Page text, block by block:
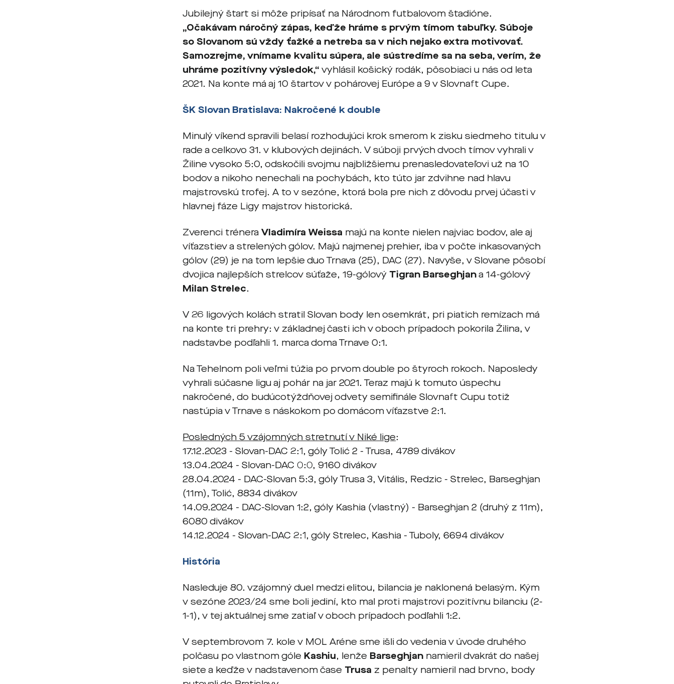
Jubilejný štart si môže pripísať na Národnom futbalovom štadióne.
„Očakávam náročný zápas, keďže hráme s prvým tímom tabuľky. Súboje
so Slovanom sú vždy ťažké a netreba sa v nich nejako extra motivovať.
Samozrejme, vnímame kvalitu súpera, ale sústredíme sa na seba, verím, že
uhráme pozitívny výsledok,“ vyhlásil košický rodák, pôsobiaci u nás od leta
2021. Na konte má aj 10 štartov v pohárovej Európe a 9 v Slovnaft Cupe.
ŠK Slovan Bratislava: Nakročené k double
Minulý víkend spravili belasí rozhodujúci krok smerom k zisku siedmeho titulu v
rade a celkovo 31. v klubových dejinách. V súboji prvých dvoch tímov vyhrali v
Žiline vysoko 5:0, odskočili svojmu najbližšiemu prenasledovateľovi už na 10
bodov a nikoho nenechali na pochybách, kto túto jar zdvihne nad hlavu
majstrovskú trofej. A to v sezóne, ktorá bola pre nich z dôvodu prvej účasti v
hlavnej fáze Ligy majstrov historická.
Zverenci tréneraVladimíra Weissa majú na konte nielen najviac bodov, ale aj
víťazstiev a strelených gólov. Majú najmenej prehier, iba v počte inkasovaných
gólov (29) je na tom lepšie duo Trnava (25), DAC (27). Navyše, v Slovane pôsobí
dvojica najlepších strelcov súťaže, 19-gólový Tigran Barseghjana 14-gólový
Milan Strelec.
V 26 ligových kolách stratil Slovan body len osemkrát, pri piatich remízach má
na konte tri prehry: v základnej časti ich v oboch prípadoch pokorila Žilina, v
nadstavbe podľahli 1. marca doma Trnave 0:1.
Na Tehelnom poli veľmi túžia po prvom double po štyroch rokoch. Naposledy
vyhrali súčasne ligu aj pohár na jar 2021. Teraz majú k tomuto úspechu
nakročené, do budúcotýždňovej odvety semifinále Slovnaft Cupu totiž
nastúpia v Trnave s náskokom po domácom víťazstve 2:1.
Posledných 5 vzájomných stretnutí v Niké lige:
17.12.2023 - Slovan-DAC 2:1, góly Tolić 2 - Trusa, 4789 divákov
13.04.2024 - Slovan-DAC 0:0, 9160 divákov
28.04.2024 - DAC-Slovan 5:3, góly Trusa 3, Vitális, Redzic - Strelec, Barseghjan
(11m), Tolić, 8834 divákov
14.09.2024 - DAC-Slovan 1:2, góly Kashia (vlastný) - Barseghjan 2 (druhý z 11m),
6080 divákov
14.12.2024 - Slovan-DAC 2:1, góly Strelec, Kashia - Tuboly, 6694 divákov
História
Nasleduje 80. vzájomný duel medzi elitou, bilancia je naklonená belasým. Kým
v sezóne 2023/24 sme boli jediní, kto mal proti majstrovi pozitívnu bilanciu (2-
1-1), v tej aktuálnej sme zatiaľ v oboch prípadoch podľahli 1:2.
V septembrovom 7. kole v MOL Aréne sme išli do vedenia v úvode druhého
polčasu po vlastnom góle Kashiu, lenže Barseghjan namieril dvakrát do našej
siete a keďže v nadstavenom čase Trusa z penalty namieril nad brvno, body